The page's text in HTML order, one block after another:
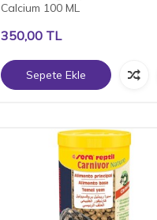
Calcium 100 ML
350,00 TL
Sepete Ekle